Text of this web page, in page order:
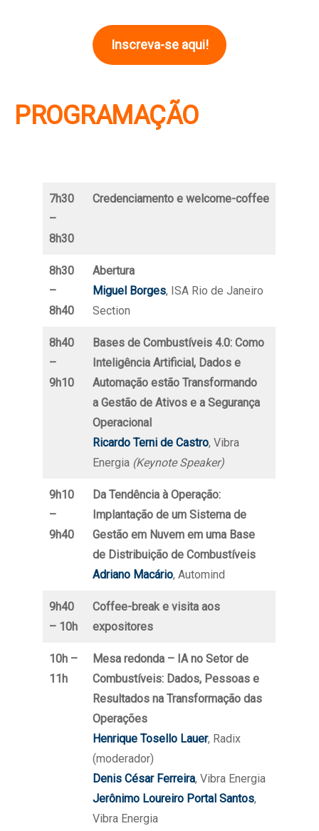
Inscreva-se aqui!
PROGRAMAÇÃO
7h30
–
8h30
Credenciamento e welcome-coffee
8h30
–
8h40
Abertura
Miguel Borges, ISA Rio de Janeiro
Section
8h40
–
9h10
Bases de Combustíveis 4.0: Como
Inteligência Artificial, Dados e
Automação estão Transformando
a Gestão de Ativos e a Segurança
Operacional
Ricardo Terni de Castro, Vibra
Energia (Keynote Speaker)
9h10
–
9h40
Da Tendência à Operação:
Implantação de um Sistema de
Gestão em Nuvem em uma Base
de Distribuição de Combustíveis
Adriano Macário, Automind
9h40
– 10h
Coffee-break e visita aos
expositores
10h –
11h
Mesa redonda – IA no Setor de
Combustíveis: Dados, Pessoas e
Resultados na Transformação das
Operações
Henrique Tosello Lauer, Radix
(moderador)
Denis César Ferreira, Vibra Energia
Jerônimo Loureiro Portal Santos,
Vibra Energia